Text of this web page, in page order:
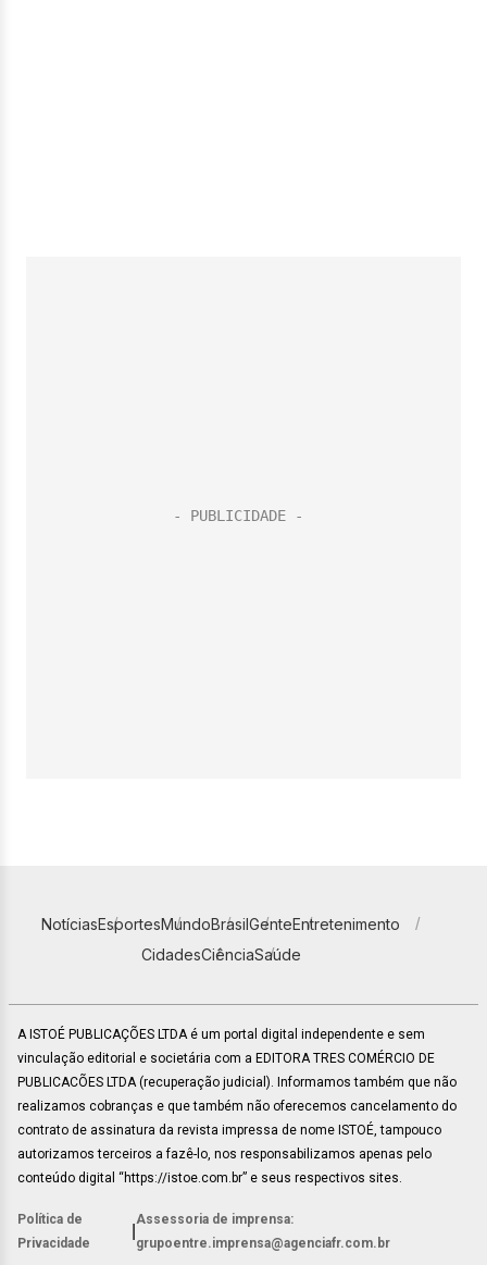
NotíciasEsportesMundoBrasilGenteEntretenimento
CidadesCiênciaSaúde
A ISTOÉ PUBLICAÇÕES LTDA é um portal digital independente e sem
vinculação editorial e societária com a EDITORA TRES COMÉRCIO DE
PUBLICACÕES LTDA (recuperação judicial). Informamos também que não
realizamos cobranças e que também não oferecemos cancelamento do
contrato de assinatura da revista impressa de nome ISTOÉ, tampouco
autorizamos terceiros a fazê-lo, nos responsabilizamos apenas pelo
conteúdo digital “https://istoe.com.br” e seus respectivos sites.
Política de
Privacidade
Assessoria de imprensa:
grupoentre.imprensa@agenciafr.com.br